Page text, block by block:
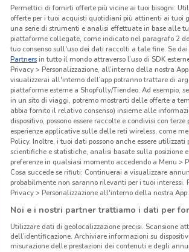
Permettici di fornirti offerte più vicine ai tuoi bisogni:
offerte per i tuoi acquisti quotidiani più attinenti ai tuoi
una serie di strumenti e analisi effettuate in base alle
piattaforme collegate, come indicato nel paragrafo 2
tuo consenso sull'uso dei dati raccolti a tale fine. Se
Partnersin tutto il mondo attraverso l’uso di SDK
Privacy > Personalizzazione, all’interno della nostra
visualizzerai all'interno dell’app potranno trattare di
piattaforme esterne a Shopfully/Tiendeo. Ad esempio,
in un sito di viaggi, potremo mostrarti delle offerte a
abbia fornito il relativo consenso) insieme alle
dispositivo, possono essere raccolte e condivisi con
esperienze applicative sulle delle reti wireless, come
Policy. Inoltre, i tuoi dati possono anche essere
scientifiche e statistiche, analisi basate sulla posizione
preferenze in qualsiasi momento accedendo a Menu >
Cosa succede se rifiuti: Continuerai a visualizzare
probabilmente non saranno rilevanti per i tuoi
Privacy > Personalizzazione all'interno della nostra App.
Noi e i nostri partner trattiamo i dati per
Utilizzare dati di geolocalizzazione precisi. Scansione
dell’identificazione. Archiviare informazioni su
misurazione delle prestazioni dei contenuti e degli